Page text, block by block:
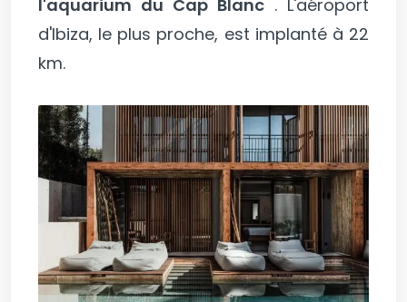
l'aquarium du Cap Blanc . L'aéroport
d'Ibiza, le plus proche, est implanté à 22
km.